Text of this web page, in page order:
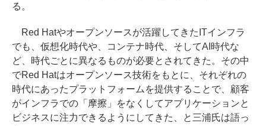
る。
Red Hatやオープンソースが活躍してきたITインフラ
でも、仮想化時代や、コンテナ時代、そしてAI時代な
ど、時代ごとに異なるものが必要とされてきた。その中
でRed Hatはオープンソース技術をもとに、それぞれの
時代にあったプラットフォームを提供することで、顧客
がインフラでの「摩擦」をなくしてアプリケーションと
ビジネスに注力できるようにしてきた、と三浦氏は語っ